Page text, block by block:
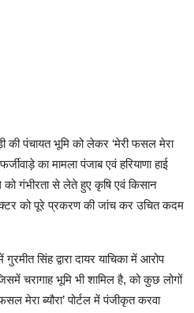
की पंचायत भूमि को लेकर ‘मेरी फसल मेरा
का मामला पंजाब एवं हरियाणा हाई
गंभीरता से लेते हुए कृषि एवं किसान
को पूरे प्रकरण की जांच कर उचित कदम
सिंह द्वारा दायर याचिका में आरोप
चरागाह भूमि भी शामिल है, को कुछ लोगों
मेरा ब्यौरा’ पोर्टल में पंजीकृत करवा